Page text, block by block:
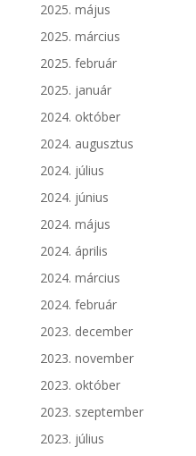
2025. május
2025. március
2025. február
2025. január
2024. október
2024. augusztus
2024. július
2024. június
2024. május
2024. április
2024. március
2024. február
2023. december
2023. november
2023. október
2023. szeptember
2023. július